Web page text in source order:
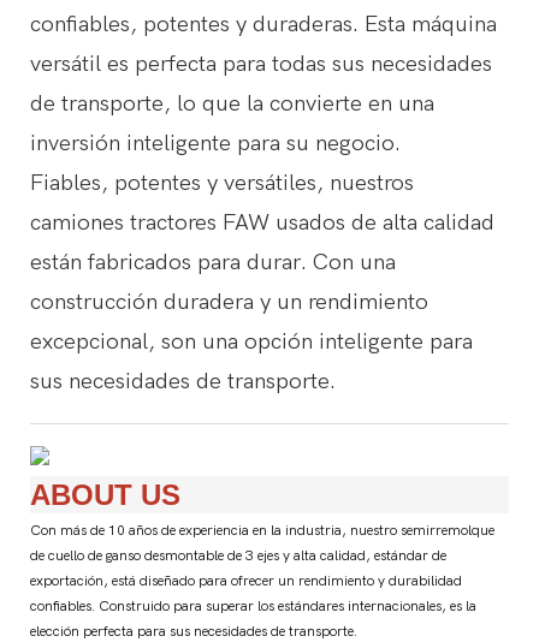
confiables, potentes y duraderas. Esta máquina
versátil es perfecta para todas sus necesidades
de transporte, lo que la convierte en una
inversión inteligente para su negocio.
Fiables, potentes y versátiles, nuestros
camiones tractores FAW usados ​​de alta calidad
están fabricados para durar. Con una
construcción duradera y un rendimiento
excepcional, son una opción inteligente para
sus necesidades de transporte.
ABOUT US
Con más de 10 años de experiencia en la industria, nuestro semirremolque
de cuello de ganso desmontable de 3 ejes y alta calidad, estándar de
exportación, está diseñado para ofrecer un rendimiento y durabilidad
confiables. Construido para superar los estándares internacionales, es la
elección perfecta para sus necesidades de transporte.